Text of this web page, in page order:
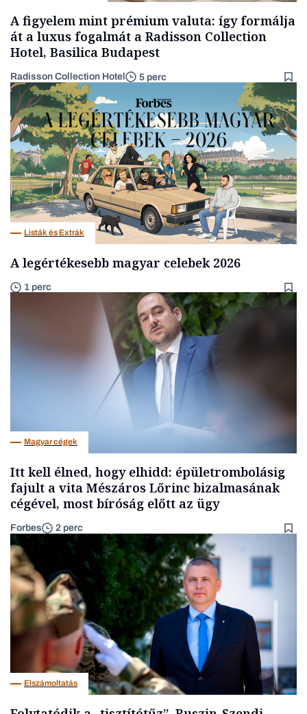
A figyelem mint prémium valuta: így formálja
át a luxus fogalmát a Radisson Collection
Hotel, Basilica Budapest
Radisson Collection Hotel 5 perc
Listák és Extrák
A legértékesebb magyar celebek 2026
1 perc
Magyar cégek
Itt kell élned, hogy elhidd: épületrombolásig
fajult a vita Mészáros Lőrinc bizalmasának
cégével, most bíróság előtt az ügy
Forbes 2 perc
Elszámoltatás